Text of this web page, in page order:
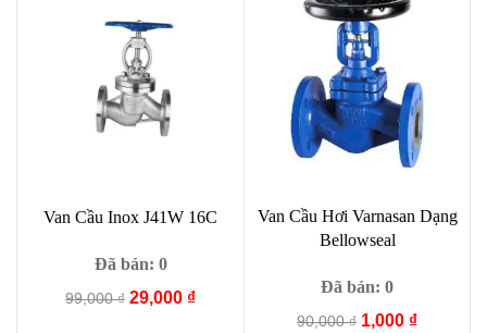
2,500,000 ₫.
689,000 ₫.
Van Cầu Inox J41W 16C
Đã bán: 0
99,000₫ Giá
29,000 ₫Giá
Van Cầu Hơi Varnasan Dạng
Bellowseal
Đã bán: 0
90,000₫ Giá
1,000 ₫Giá